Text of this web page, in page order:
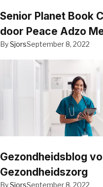
Senior Planet Book
door Peace Adzo
BySjorsSeptember 8, 2022
Gezondheidsblog
Gezondheidszorg
BySjorsSeptember 8, 2022